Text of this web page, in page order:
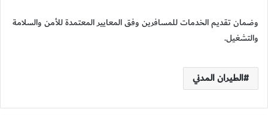
وضمان تقديم الخدمات للمسافرين وفق المعايير المعتمدة للأمن والسلامة
والتشغيل.
الطيران المدني